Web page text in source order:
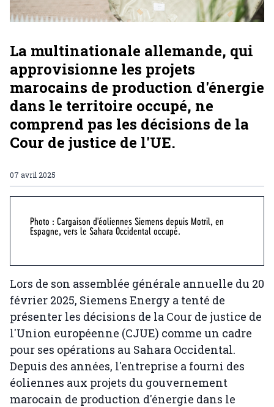
La multinationale allemande, qui
approvisionne les projets
marocains de production d'énergie
dans le territoire occupé, ne
comprend pas les décisions de la
Cour de justice de l'UE.
07 avril 2025
Photo : Cargaison d'éoliennes Siemens depuis Motril, en
Espagne, vers le Sahara Occidental occupé.
Lors de son assemblée générale annuelle du 20
février 2025, Siemens Energy a tenté de
présenter les décisions de la Cour de justice de
l'Union européenne (CJUE) comme un cadre
pour ses opérations au Sahara Occidental.
Depuis des années, l'entreprise a fourni des
éoliennes aux projets du gouvernement
marocain de production d'énergie dans le